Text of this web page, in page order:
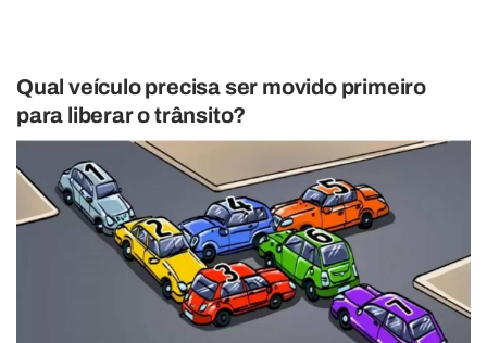
Qual veículo precisa ser movido primeiro
para liberar o trânsito?